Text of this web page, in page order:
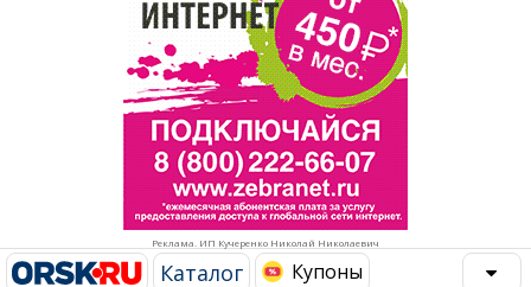
Реклама. ИП Кучеренко Николай Николаевич
Каталог Купоны
Рестораны, кафе, бары
Развлечения и отдых
Спорт Фитнес
Недвижимость
Красота Косметология
Бизнес и финансы
Юристы, Экспертиза, Страхование
Ремонт
Социальные организации
Это интересно
Администрация